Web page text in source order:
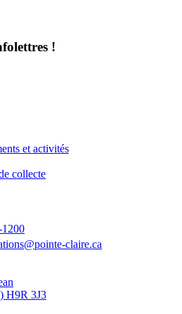
!
et activités
collecte
1200
claire.ca
H9R 3J3